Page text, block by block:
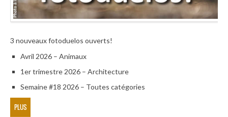
3 nouveaux fotoduelos ouverts!
Avril 2026 – Animaux
1er trimestre 2026 – Architecture
Semaine #18 2026 – Toutes catégories
PLUS